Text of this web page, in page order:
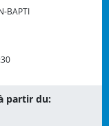
BAPTI
partir du: